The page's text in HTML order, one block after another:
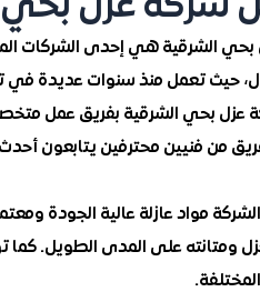
بحي الشرقية هي إحدى الشركات
حيث تعمل منذ سنوات عديدة
عزل بحي الشرقية بفريق عمل
من فنيين محترفين يتابعون
مواد عازلة عالية الجودة
ومتانته على المدى الطويل. كما